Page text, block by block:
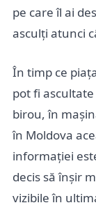
pe care îl ai
asculți atunci
În timp ce
pot fi
birou, în
în Moldova
informației
decis să înșir
vizibile în